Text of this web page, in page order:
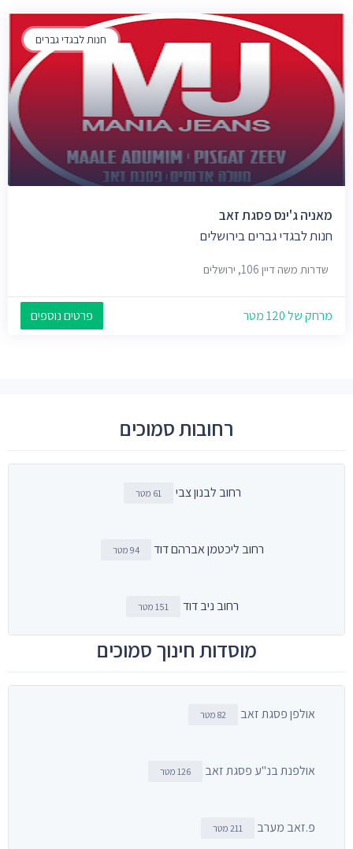
חנות לבגדי גברים
מאניה ג'ינס פסגת זאב
חנות לבגדי גברים בירושלים
שדרות משה דיין 106, ירושלים
מרחק של 120 מטר פרטים נוספים
רחובות סמוכים
רחוב לבנון צבי 61 מטר
רחוב ליכטמן אברהם דוד 94 מטר
רחוב ניב דוד 151 מטר
מוסדות חינוך סמוכים
אולפן פסגת זאב 82 מטר
אולפנת בנ"ע פסגת זאב 126 מטר
פ.זאב מערב 211 מטר